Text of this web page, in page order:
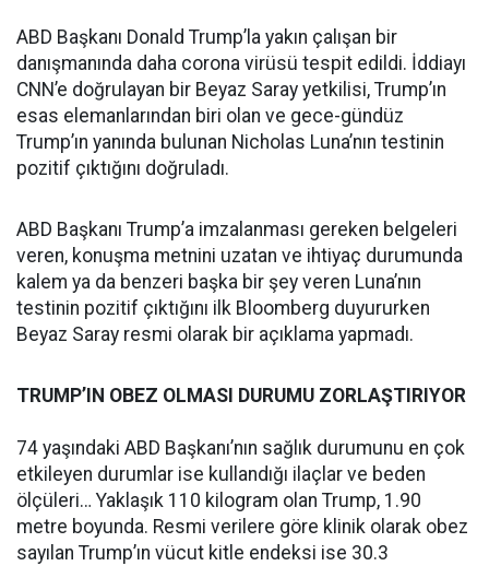
ABD Başkanı Donald Trump’la yakın çalışan bir
danışmanında daha corona virüsü tespit edildi. İddiayı
CNN’e doğrulayan bir Beyaz Saray yetkilisi, Trump’ın
esas elemanlarından biri olan ve gece-gündüz
Trump’ın yanında bulunan Nicholas Luna’nın testinin
pozitif çıktığını doğruladı.
ABD Başkanı Trump’a imzalanması gereken belgeleri
veren, konuşma metnini uzatan ve ihtiyaç durumunda
kalem ya da benzeri başka bir şey veren Luna’nın
testinin pozitif çıktığını ilk Bloomberg duyururken
Beyaz Saray resmi olarak bir açıklama yapmadı.
TRUMP’IN OBEZ OLMASI DURUMU ZORLAŞTIRIYOR
74 yaşındaki ABD Başkanı’nın sağlık durumunu en çok
etkileyen durumlar ise kullandığı ilaçlar ve beden
ölçüleri… Yaklaşık 110 kilogram olan Trump, 1.90
metre boyunda. Resmi verilere göre klinik olarak obez
sayılan Trump’ın vücut kitle endeksi ise 30.3